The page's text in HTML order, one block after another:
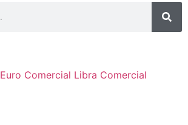
Euro Comercial Libra Comercial